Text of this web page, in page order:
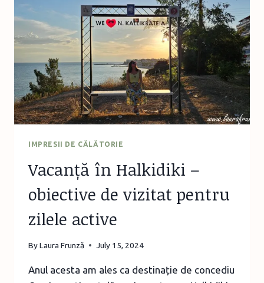
VINURI
LA
CHÂTEAU
PURCARI
IMPRESII DE CĂLĂTORIE
Vacanță în Halkidiki –
obiective de vizitat pentru
zilele active
ByLaura Frunză July 15, 2024
Anul acesta am ales ca destinație de concediu